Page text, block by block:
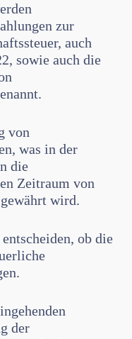
zur
auch
sowie auch die
von
was in der
die
Zeitraum von
wird.
ob die
der